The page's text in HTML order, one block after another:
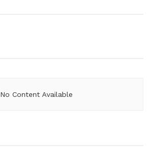
No Content Available